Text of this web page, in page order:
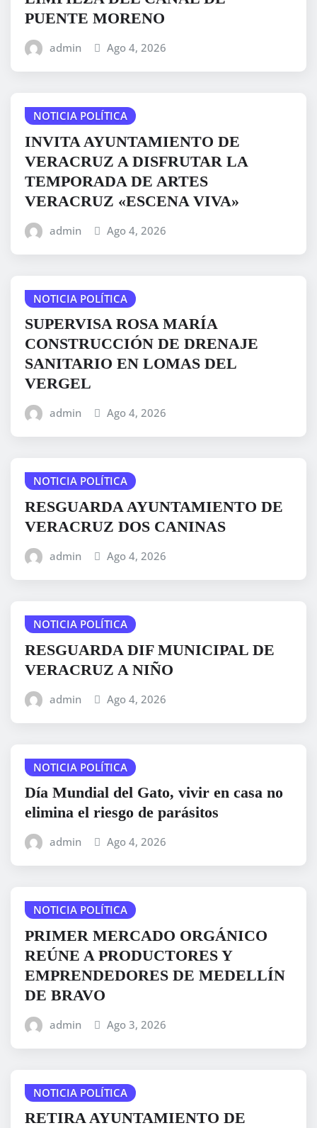
PUENTE MORENO
admin Ago 4, 2026
NOTICIA POLÍTICA
INVITA AYUNTAMIENTO DE
VERACRUZ A DISFRUTAR LA
TEMPORADA DE ARTES
VERACRUZ «ESCENA VIVA»
admin Ago 4, 2026
NOTICIA POLÍTICA
SUPERVISA ROSA MARÍA
CONSTRUCCIÓN DE DRENAJE
SANITARIO EN LOMAS DEL
VERGEL
admin Ago 4, 2026
NOTICIA POLÍTICA
RESGUARDA AYUNTAMIENTO DE
VERACRUZ DOS CANINAS
admin Ago 4, 2026
NOTICIA POLÍTICA
RESGUARDA DIF MUNICIPAL DE
VERACRUZ A NIÑO
admin Ago 4, 2026
NOTICIA POLÍTICA
Día Mundial del Gato, vivir en casa no
elimina el riesgo de parásitos
admin Ago 4, 2026
NOTICIA POLÍTICA
PRIMER MERCADO ORGÁNICO
REÚNE A PRODUCTORES Y
EMPRENDEDORES DE MEDELLÍN
DE BRAVO
admin Ago 3, 2026
NOTICIA POLÍTICA
RETIRA AYUNTAMIENTO DE